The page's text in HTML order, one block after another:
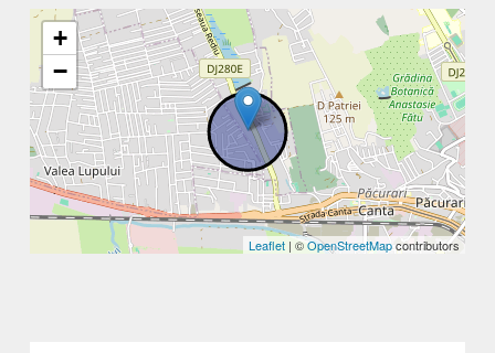
+
−
Leaflet | ©OpenStreetMapcontributors